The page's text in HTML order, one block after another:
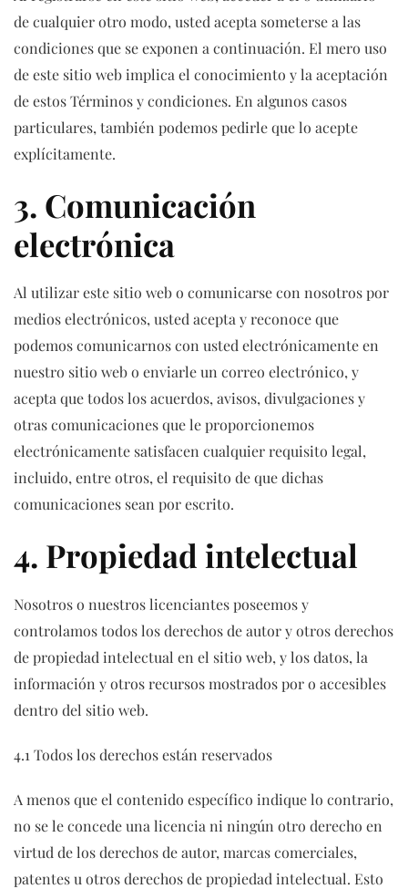
de cualquier otro modo, usted acepta someterse a las
condiciones que se exponen a continuación. El mero uso
de este sitio web implica el conocimiento y la aceptación
de estos Términos y condiciones. En algunos casos
particulares, también podemos pedirle que lo acepte
explícitamente.
3. Comunicación
electrónica
Al utilizar este sitio web o comunicarse con nosotros por
medios electrónicos, usted acepta y reconoce que
podemos comunicarnos con usted electrónicamente en
nuestro sitio web o enviarle un correo electrónico, y
acepta que todos los acuerdos, avisos, divulgaciones y
otras comunicaciones que le proporcionemos
electrónicamente satisfacen cualquier requisito legal,
incluido, entre otros, el requisito de que dichas
comunicaciones sean por escrito.
4. Propiedad intelectual
Nosotros o nuestros licenciantes poseemos y
controlamos todos los derechos de autor y otros derechos
de propiedad intelectual en el sitio web, y los datos, la
información y otros recursos mostrados por o accesibles
dentro del sitio web.
4.1 Todos los derechos están reservados
A menos que el contenido específico indique lo contrario,
no se le concede una licencia ni ningún otro derecho en
virtud de los derechos de autor, marcas comerciales,
patentes u otros derechos de propiedad intelectual. Esto